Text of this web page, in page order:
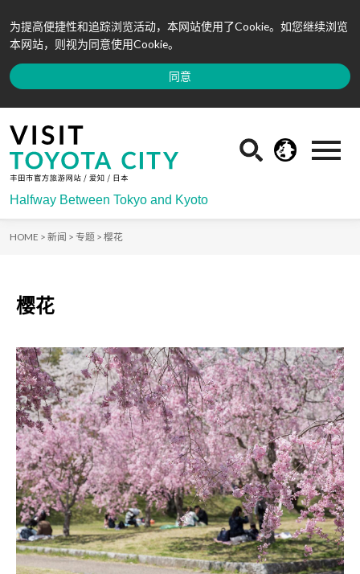
为提高便捷性和追踪浏览活动，本网站使用了Cookie。如您继续浏览
本网站，则视为同意使用Cookie。
同意
Halfway Between Tokyo and Kyoto
HOME > 新闻 > 专题 > 樱花
樱花